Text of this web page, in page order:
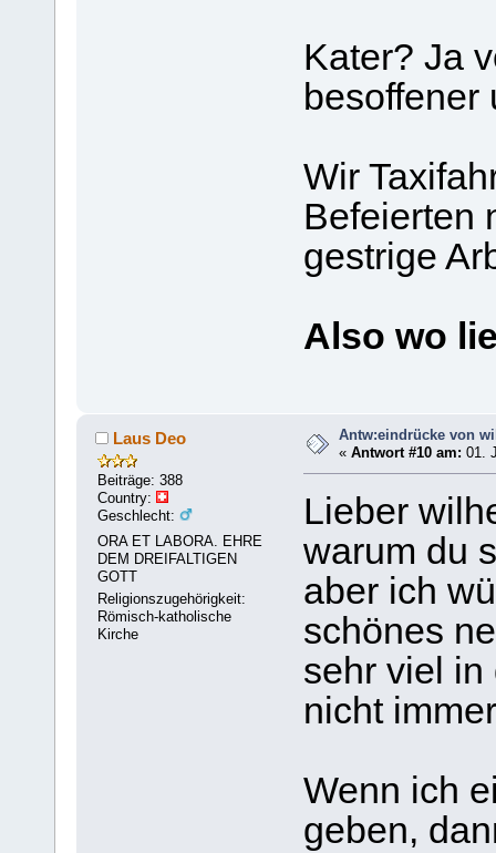
Kater? Ja
Wir
Befeierten
gestrige
Also wo
Laus Deo
Beiträge: 388
Country:
Geschlecht:
ORA ET LABORA. EHRE
DEM DREIFALTIGEN
GOTT
Religionszugehörigkeit:
Römisch-katholische
Kirche
Antw:eindrücke von
«Antwort #10 am: 01.
Lieber
warum du
aber ich
schönes
sehr viel in
nicht
Wenn ich
geben,